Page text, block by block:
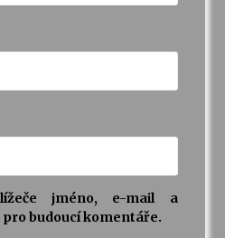
jméno, e-mail a
budoucí komentáře.